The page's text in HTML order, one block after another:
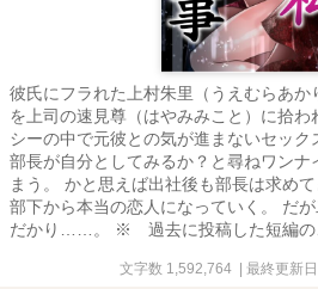
彼氏にフラれた上村朱里（うえむらあ
を上司の速見尊（はやみみこと）に拾わ
シーの中で元彼との気が進まないセック
部長が自分としてみるか？と尋ねワンナ
まう。 かと思えば出社後も部長は求め
部下から本当の恋人になっていく。 だ
だかり……。 ※ 過去に投稿した短編の
文字数 1,592,764 | 最終更新